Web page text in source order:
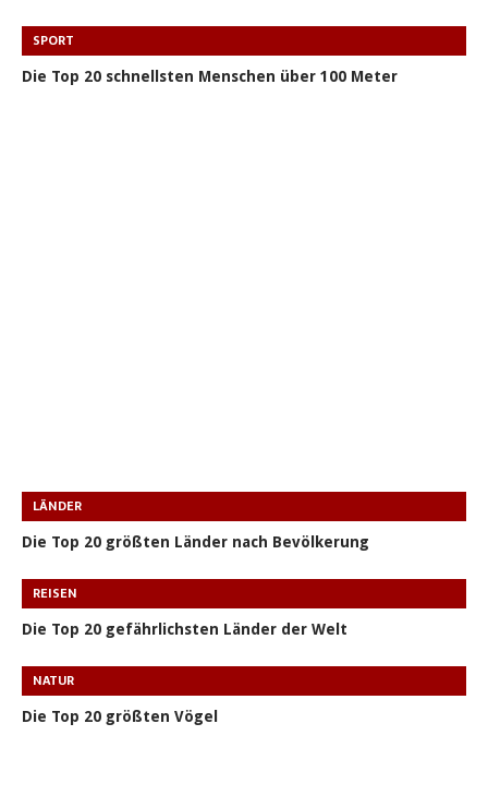
SPORT
Die Top 20 schnellsten Menschen über 100 Meter
LÄNDER
Die Top 20 größten Länder nach Bevölkerung
REISEN
Die Top 20 gefährlichsten Länder der Welt
NATUR
Die Top 20 größten Vögel